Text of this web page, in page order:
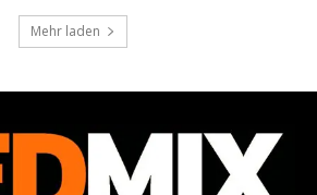
Mehr laden